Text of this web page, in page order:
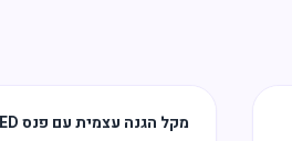
מקל הגנה עצמית עם פנס LED משולב